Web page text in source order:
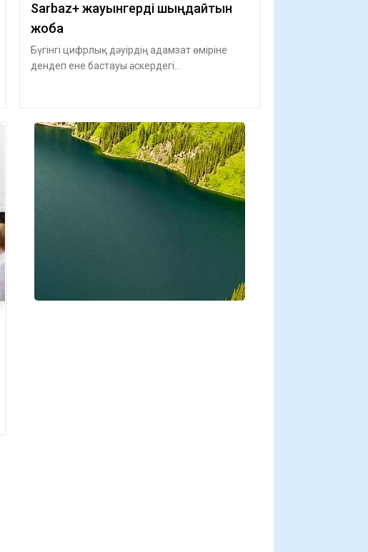
Sarbaz+ жауынгерді шыңдайтын
жоба
Бүгінгі цифрлық дәуірдің адамзат өміріне
дендеп ене бастауы әскердегі